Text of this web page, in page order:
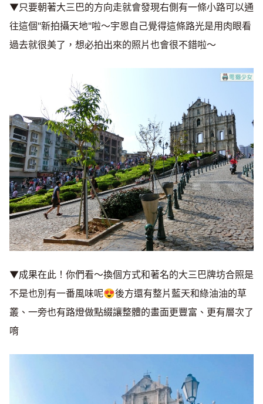
▼只要朝著大三巴的方向走就會發現右側有一條小路可以通
往這個"新拍攝天地"啦～宇恩自己覺得這條路光是用肉眼看
過去就很美了，想必拍出來的照片也會很不錯啦～
▼成果在此！你們看～換個方式和著名的大三巴牌坊合照是
不是也別有一番風味呢😍後方還有整片藍天和綠油油的草
叢、一旁也有路燈做點綴讓整體的畫面更豐富、更有層次了
唷